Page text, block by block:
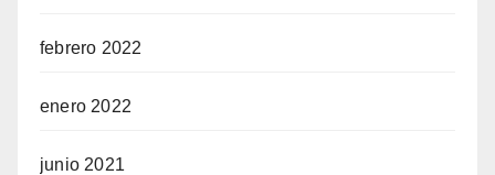
febrero 2022
enero 2022
junio 2021